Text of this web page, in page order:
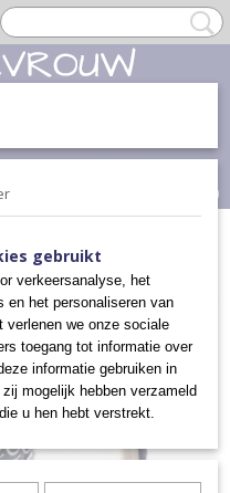
(0)
MOKKEN>
gebruikt
verkeersanalyse, het
en het personaliseren van
verlenen we onze sociale
toegang tot informatie over
informatie gebruiken in
mogelijk hebben verzameld
u hen hebt verstrekt.